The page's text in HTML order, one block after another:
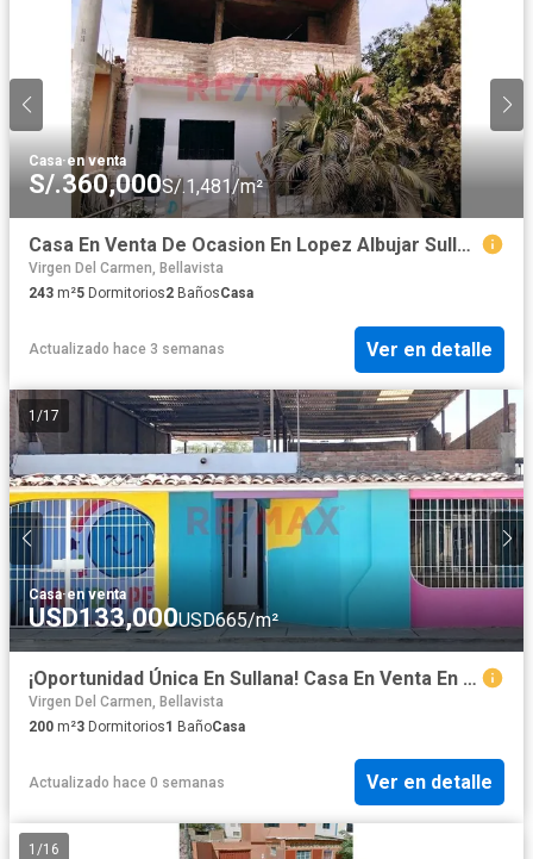
Casa·en venta
S/.360,000S/.1,481/m²
Casa En Venta De Ocasion En Lopez Albujar Sullana
Virgen Del Carmen, Bellavista
243 m²5 Dormitorios2 BañosCasa
Actualizado hace 3 semanas Ver en detalle
1 /17
Casa·en venta
USD133,000USD665/m²
¡Oportunidad Única En Sullana! Casa En Venta En Urb Santa Rosa De 250M2
Virgen Del Carmen, Bellavista
200 m²3 Dormitorios1 BañoCasa
Actualizado hace 0 semanas Ver en detalle
1 /16